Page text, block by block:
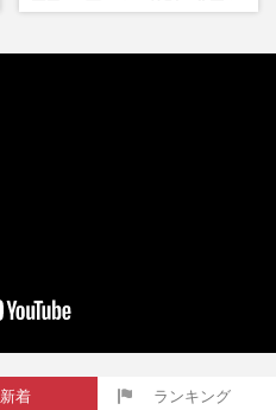
新着 ランキング